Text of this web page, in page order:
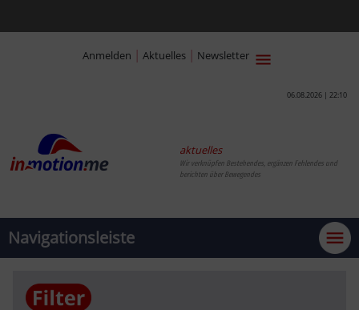
Anmelden | Aktuelles | Newsletter
06.08.2026 | 22:10
aktuelles
Wir verknüpfen Bestehendes, ergänzen Fehlendes und
berichten über Bewegendes
Navigationsleiste